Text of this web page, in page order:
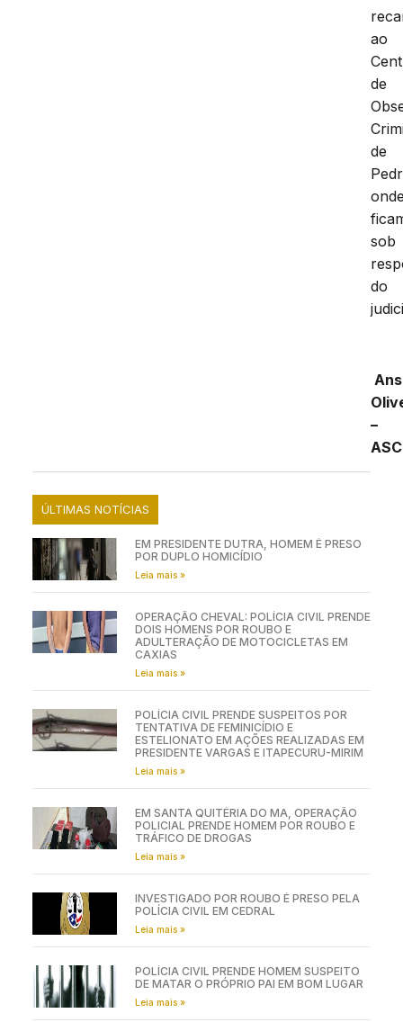
ao
de
de
sob
do
–
ÚLTIMAS NOTÍCIAS
EM PRESIDENTE DUTRA, HOMEM É PRESO
POR DUPLO HOMICÍDIO
Leia mais »
OPERAÇÃO CHEVAL: POLÍCIA CIVIL PRENDE
DOIS HOMENS POR ROUBO E
ADULTERAÇÃO DE MOTOCICLETAS EM
CAXIAS
Leia mais »
POLÍCIA CIVIL PRENDE SUSPEITOS POR
TENTATIVA DE FEMINICÍDIO E
ESTELIONATO EM AÇÕES REALIZADAS EM
PRESIDENTE VARGAS E ITAPECURU-MIRIM
Leia mais »
EM SANTA QUITÉRIA DO MA, OPERAÇÃO
POLICIAL PRENDE HOMEM POR ROUBO E
TRÁFICO DE DROGAS
Leia mais »
INVESTIGADO POR ROUBO É PRESO PELA
POLÍCIA CIVIL EM CEDRAL
Leia mais »
POLÍCIA CIVIL PRENDE HOMEM SUSPEITO
DE MATAR O PRÓPRIO PAI EM BOM LUGAR
Leia mais »